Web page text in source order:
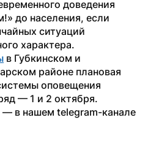
доведения
до населения, если
ситуаций
характера.
в Губкинском и
районе плановая
— 1 и 2 октября.